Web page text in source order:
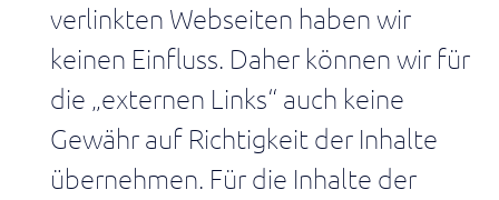
Controlling
/
Finance
Kennzahlen
im
Wertstrom
und
verlinkten Webseiten haben wir
keinen Einfluss. Daher können wir für
die „externen Links“ auch keine
Gewähr auf Richtigkeit der Inhalte
übernehmen. Für die Inhalte der